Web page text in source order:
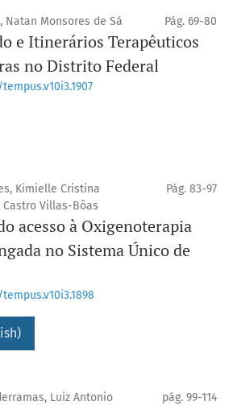
Natan Monsores de Sá Pág. 69-80
e Itinerários Terapêuticos
no Distrito Federal
Kimielle Cristina
Villas-Bôas
Pág. 83-97
acesso à Oxigenoterapia
no Sistema Único de
Luiz Antonio
pág. 99-114